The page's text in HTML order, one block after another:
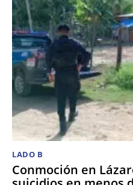
LADO B
Conmoción en